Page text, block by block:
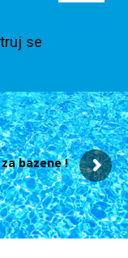
se
bazene !